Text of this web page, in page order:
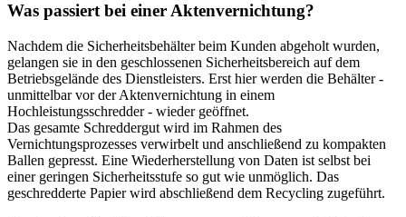
Was passiert bei einer Aktenvernichtung?
Nachdem die Sicherheitsbehälter beim Kunden abgeholt wurden,
gelangen sie in den geschlossenen Sicherheitsbereich auf dem
Betriebsgelände des Dienstleisters. Erst hier werden die Behälter -
unmittelbar vor der Aktenvernichtung in einem
Hochleistungsschredder - wieder geöffnet.
Das gesamte Schreddergut wird im Rahmen des
Vernichtungsprozesses verwirbelt und anschließend zu kompakten
Ballen gepresst. Eine Wiederherstellung von Daten ist selbst bei
einer geringen Sicherheitsstufe so gut wie unmöglich. Das
geschredderte Papier wird abschließend dem Recycling zugeführt.